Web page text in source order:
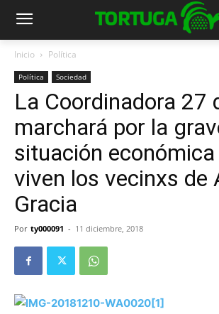
Inicio Política
Política Sociedad
La Coordinadora 27
marchará por la
situación económica
viven los vecinxs de
Gracia
Por ty000091 - 11 diciembre, 2018